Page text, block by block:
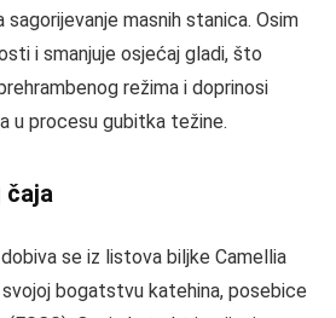
masnih stanica. Osim
i smanjuje osjećaj gladi, što
režima i doprinosi
u procesu gubitka težine.
čaja
se iz listova biljke Camellia
bogatstvu katehina, posebice